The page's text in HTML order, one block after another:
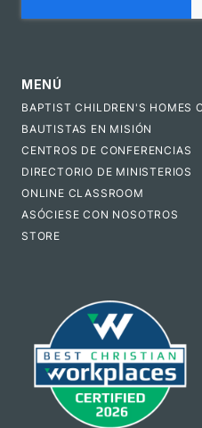
MENÚ
BAPTIST CHILDREN'S HOMES
BAUTISTAS EN MISIÓN
CENTROS DE CONFERENCIAS
DIRECTORIO DE MINISTERIOS
ONLINE CLASSROOM
ASÓCIESE CON NOSOTROS
STORE